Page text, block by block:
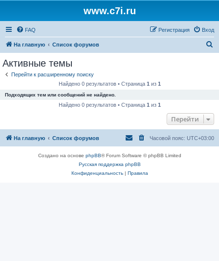
www.c7i.ru
FAQ Вход
Регистрация
На главную Список форумов
Активные темы
Перейти к расширенному поиску
Найдено 0 результатов • Страница 1 из 1
Подходящих тем или сообщений не найдено.
Найдено 0 результатов • Страница 1 из 1
Перейти
На главную Список форумов Часовой пояс: UTC+03:00
Создано на основе phpBB® Forum Software © phpBB Limited
Русская поддержка phpBB
Конфиденциальность| Правила